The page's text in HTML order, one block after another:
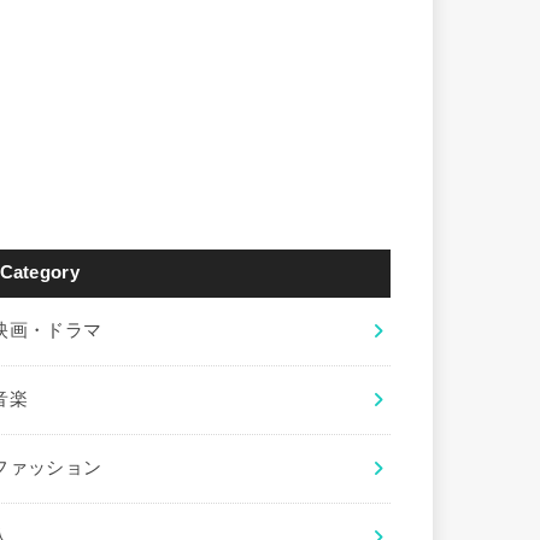
Category
画・ドラマ
楽
ァッション